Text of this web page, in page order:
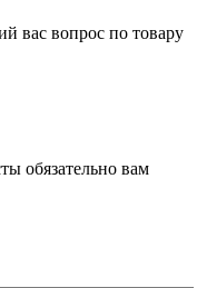
вас вопрос по товару
обязательно вам